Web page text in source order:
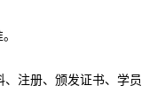
注册、颁发证书、学员